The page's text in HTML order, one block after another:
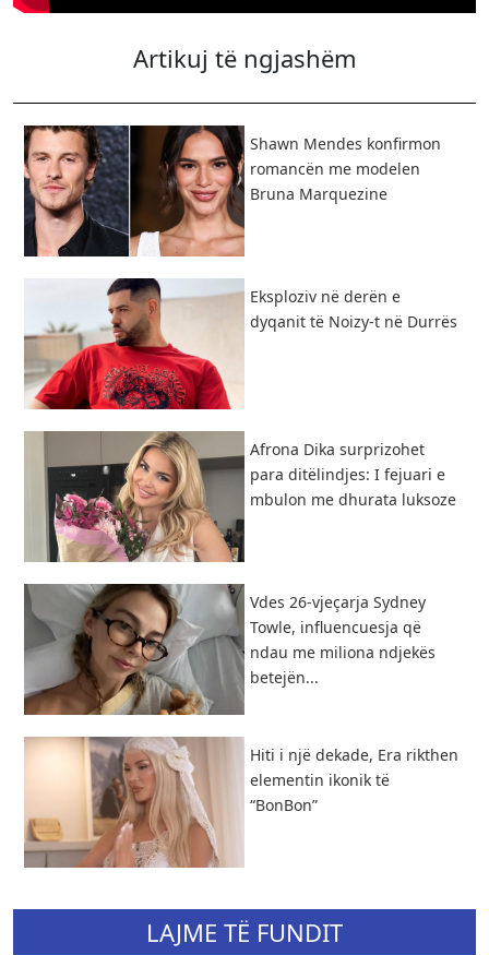
Artikuj të ngjashëm
Shawn Mendes konfirmon
romancën me modelen
Bruna Marquezine
Eksploziv në derën e
dyqanit të Noizy-t në Durrës
Afrona Dika surprizohet
para ditëlindjes: I fejuari e
mbulon me dhurata luksoze
Vdes 26-vjeçarja Sydney
Towle, influencuesja që
ndau me miliona ndjekës
betejën...
Hiti i një dekade, Era rikthen
elementin ikonik të
“BonBon”
LAJME TË FUNDIT